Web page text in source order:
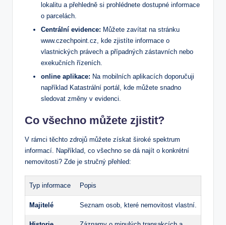
lokalitu a přehledně si prohlédnete dostupné informace
o parcelách.
Centrální evidence: Můžete zavítat na stránku
www.czechpoint.cz, kde zjistíte informace o
vlastnických právech a případných zástavních nebo
exekučních řízeních.
online aplikace: Na mobilních aplikacích doporučuji
například Katastrální portál, kde můžete snadno
sledovat změny v evidenci.
Co všechno můžete zjistit?
V rámci těchto zdrojů můžete získat široké spektrum
informací. Například, co všechno se dá najít o konkrétní
nemovitosti? Zde je stručný přehled:
Typ informace Popis
Majitelé Seznam osob, které nemovitost vlastní.